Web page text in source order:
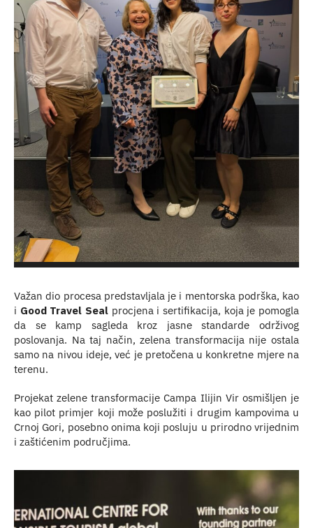
Važan dio procesa predstavljala je i mentorska podrška, kao
i Good Travel Seal procjena i sertifikacija, koja je pomogla
da se kamp sagleda kroz jasne standarde održivog
poslovanja. Na taj način, zelena transformacija nije ostala
samo na nivou ideje, već je pretočena u konkretne mjere na
terenu.
Projekat zelene transformacije Campa Ilijin Vir osmišljen je
kao pilot primjer koji može poslužiti i drugim kampovima u
Crnoj Gori, posebno onima koji posluju u prirodno vrijednim
i zaštićenim područjima.